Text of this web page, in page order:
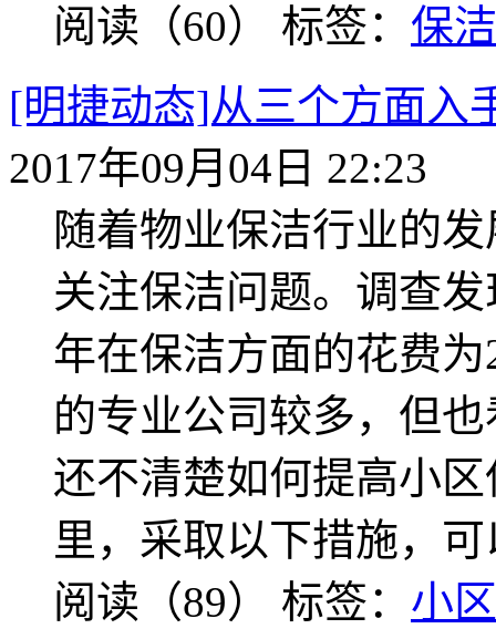
阅读（60） 标签： 保
[明捷动态]从三个方面入
2017年09月04日 22:23
随着物业保洁行业的
关注保洁问题。调查
年在保洁方面的花费
的专业公司较多，但
还不清楚如何提高小
里，采取以下措施，
阅读（89） 标签： 小